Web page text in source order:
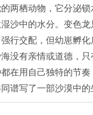
两栖动物，它分泌
沙中的水分。变色
行交配，但幼崽孵
没有亲情或道德，
在用自己独特的节
谱写了一部沙漠中的